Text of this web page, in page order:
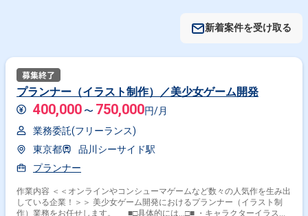
新着案件を受け取る
プランナー（イラスト制作）／美少女ゲーム開発
400,000 〜 750,000円/月
業務委託(フリーランス)
東京都
品川シーサイド駅
プランナー
作業内容 ＜＜オンラインやコンシューマゲームなど数々の人気作を生み出
している企業！＞＞ 美少女ゲーム開発におけるプランナー（イラスト制
作）業務をお任せします。 ■□具体的には…□■ ・キャラクターイラスト